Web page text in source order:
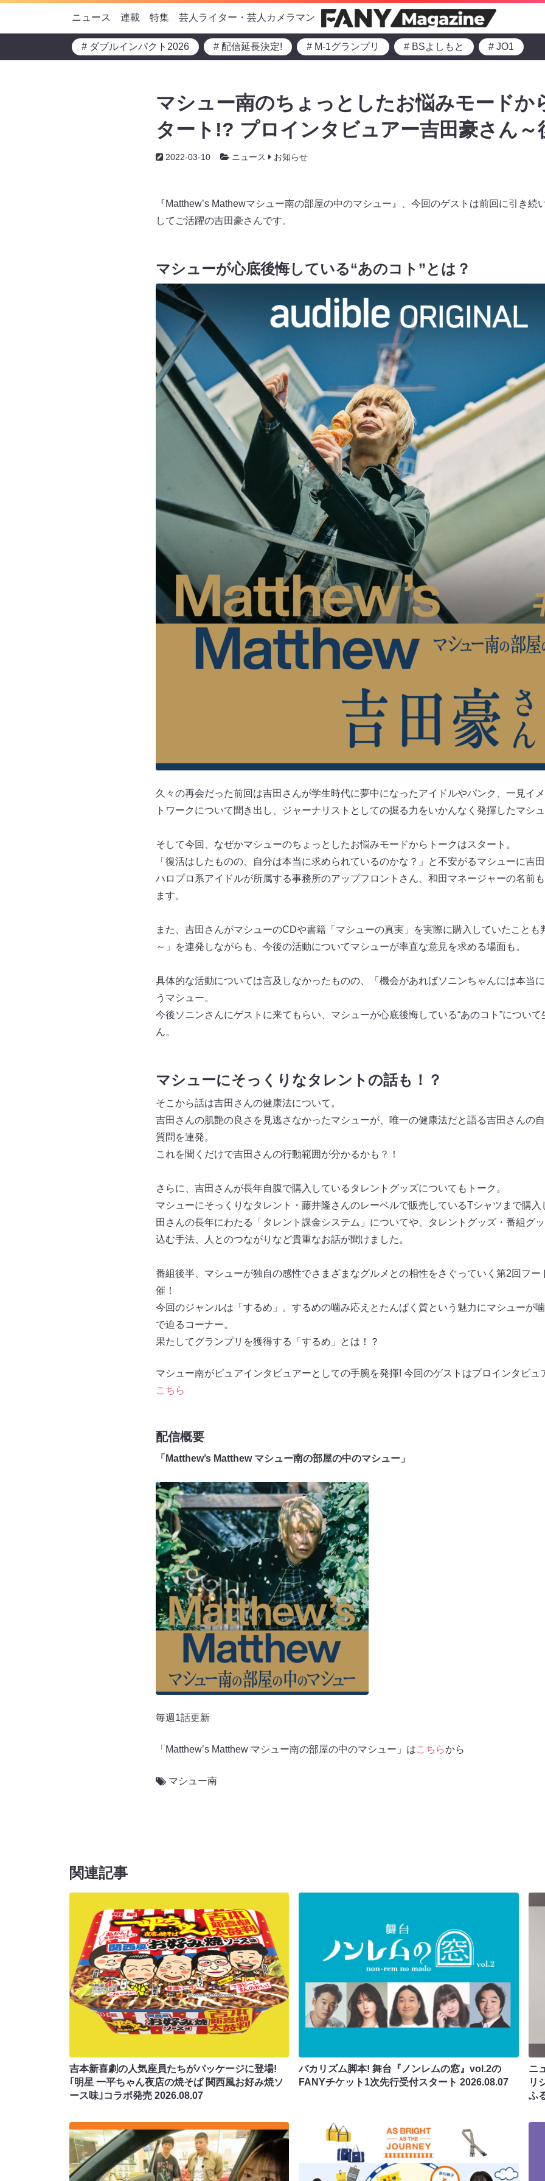
ニュース 連載 特集 芸人ライター・芸人カメラマン
# ダブルインパクト2026 # 配信延長決定! # M-1グランプリ # BSよしもと # JO1
マシュー南のちょっとしたお悩みモードか
タート!? プロインタビュアー吉田豪さん～
2022-03-10 ニュース お知らせ
『Matthew’s Mathewマシュー南の部屋の中のマシュー』、今回のゲストは前回に引き続
してご活躍の吉田豪さんです。
マシューが心底後悔している“あのコト”とは？
久々の再会だった前回は吉田さんが学生時代に夢中になったアイドルやパンク、一見イ
トワークについて聞き出し、ジャーナリストとしての掘る力をいかんなく発揮したマシュ
そして今回、なぜかマシューのちょっとしたお悩みモードからトークはスタート。
「復活はしたものの、自分は本当に求められているのかな？」と不安がるマシューに吉
ハロプロ系アイドルが所属する事務所のアップフロントさん、和田マネージャーの名前
ます。
また、吉田さんがマシューのCDや書籍「マシューの真実」を実際に購入していたことも
～」を連発しながらも、今後の活動についてマシューが率直な意見を求める場面も。
具体的な活動については言及しなかったものの、「機会があればソニンちゃんには本当
うマシュー。
今後ソニンさんにゲストに来てもらい、マシューが心底後悔している“あのコト”につい
ん。
マシューにそっくりなタレントの話も！？
そこから話は吉田さんの健康法について。
吉田さんの肌艶の良さを見逃さなかったマシューが、唯一の健康法だと語る吉田さんの
質問を連発。
これを聞くだけで吉田さんの行動範囲が分かるかも？！
さらに、吉田さんが長年自腹で購入しているタレントグッズについてもトーク。
マシューにそっくりなタレント・藤井隆さんのレーベルで販売しているTシャツまで購
田さんの長年にわたる「タレント課金システム」についてや、タレントグッズ・番組グ
込む手法、人とのつながりなど貴重なお話が聞けました。
番組後半、マシューが独自の感性でさまざまなグルメとの相性をさぐっていく第2回フー
催！
今回のジャンルは「するめ」。するめの噛み応えとたんぱく質という魅力にマシューが
で迫るコーナー。
果たしてグランプリを獲得する「するめ」とは！？
マシュー南がピュアインタビュアーとしての手腕を発揮! 今回のゲストはプロインタビュ
こちら
配信概要
「Matthew’s Matthew マシュー南の部屋の中のマシュー」
毎週1話更新
「Matthew’s Matthew マシュー南の部屋の中のマシュー」はこちらから
マシュー南
関連記事
吉本新喜劇の人気座員たちがパッケージに登場!
｢明星 一平ちゃん夜店の焼そば 関西風お好み焼ソ
ース味｣コラボ発売 2026.08.07
バカリズム脚本! 舞台『ノンレムの窓』vol.2の
FANYチケット1次先行受付スタート2026.08.07
ニ
リ
ふ